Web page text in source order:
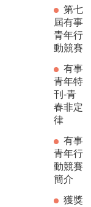
第七
屆有事
青年行
動競賽
有事
青年特
刊-青
春非定
律
有事
青年行
動競賽
簡介
獲獎